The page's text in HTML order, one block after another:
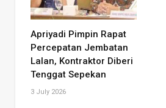
Apriyadi Pimpin Rapat
Percepatan Jembatan
Lalan, Kontraktor Diberi
Tenggat Sepekan
3 July 2026